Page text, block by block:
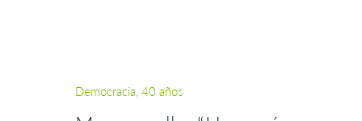
Democracia, 40 años